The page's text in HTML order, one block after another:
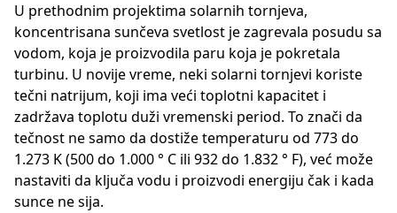
U prethodnim projektima solarnih tornjeva,
koncentrisana sunčeva svetlost je zagrevala posudu sa
vodom, koja je proizvodila paru koja je pokretala
turbinu. U novije vreme, neki solarni tornjevi koriste
tečni natrijum, koji ima veći toplotni kapacitet i
zadržava toplotu duži vremenski period. To znači da
tečnost ne samo da dostiže temperaturu od 773 do
1.273 K (500 do 1.000 ° C ili 932 do 1.832 ° F), već može
nastaviti da ključa vodu i proizvodi energiju čak i kada
sunce ne sija.